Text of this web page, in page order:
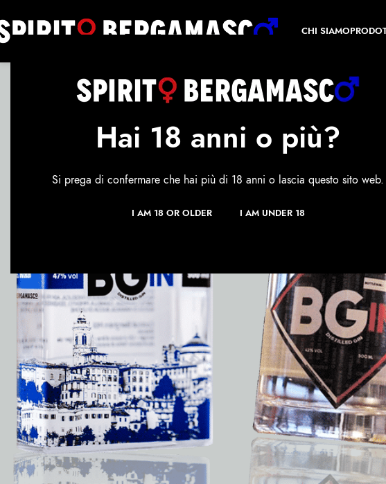
Hai 18 anni o più?
Si prega di confermare che hai più di 18 anni o lascia questo sito web.
I AM 18 OR OLDER I AM UNDER 18
CHI SIAMO